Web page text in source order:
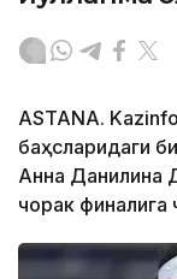
ASTANA.
баҳсларидаги
Анна Данилина
чорак финалига